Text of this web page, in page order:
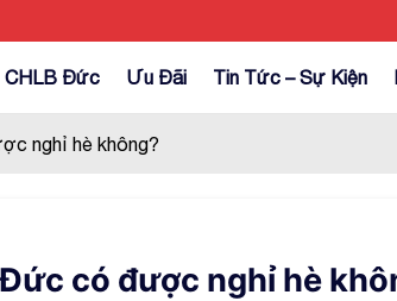
CHLB Đức Ưu Đãi Tin Tức – Sự Kiện
nghỉ hè không?
có được nghỉ hè